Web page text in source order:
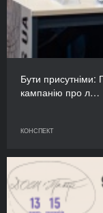
Бути присутніми:
кампанію про л…
КОНСПЕКТ